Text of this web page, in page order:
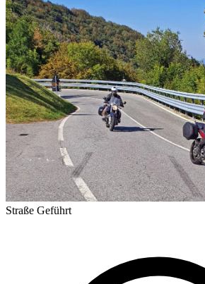
Straße Geführt